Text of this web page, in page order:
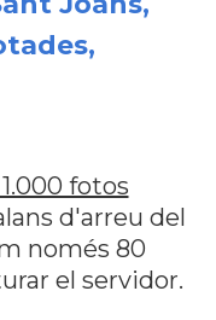
fotos
d'arreu del
només 80
el servidor.